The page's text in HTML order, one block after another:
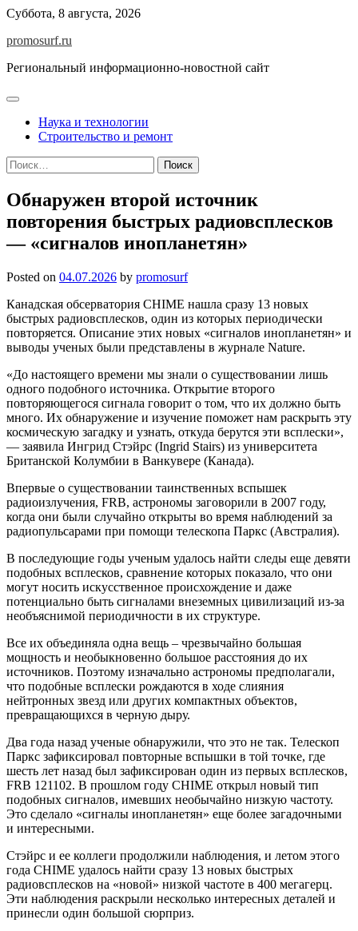
Skip
content
Суббота, 8 августа, 2026
promosurf.ru
Региональный информационно-новостной сайт
Наука и технологии
Строительство и ремонт
Найти:
Обнаружен второй источник
повторения быстрых радиовсплесков
— «сигналов инопланетян»
Posted on 04.07.2026 by promosurf
Канадская обсерватория CHIME нашла сразу 13 новых
быстрых радиовсплесков, один из которых периодически
повторяется. Описание этих новых «сигналов инопланетян» и
выводы ученых были представлены в журнале Nature.
«До настоящего времени мы знали о существовании лишь
одного подобного источника. Открытие второго
повторяющегося сигнала говорит о том, что их должно быть
много. Их обнаружение и изучение поможет нам раскрыть эту
космическую загадку и узнать, откуда берутся эти всплески»,
— заявила Ингрид Стэйрс (Ingrid Stairs) из университета
Британской Колумбии в Ванкувере (Канада).
Впервые о существовании таинственных вспышек
радиоизлучения, FRB, астрономы заговорили в 2007 году,
когда они были случайно открыты во время наблюдений за
радиопульсарами при помощи телескопа Паркс (Австралия).
В последующие годы ученым удалось найти следы еще девяти
подобных всплесков, сравнение которых показало, что они
могут носить искусственное происхождение и даже
потенциально быть сигналами внеземных цивилизаций из-за
необъяснимой периодичности в их структуре.
Все их объединяла одна вещь – чрезвычайно большая
мощность и необыкновенно большое расстояния до их
источников. Поэтому изначально астрономы предполагали,
что подобные всплески рождаются в ходе слияния
нейтронных звезд или других компактных объектов,
превращающихся в черную дыру.
Два года назад ученые обнаружили, что это не так. Телескоп
Паркс зафиксировал повторные вспышки в той точке, где
шесть лет назад был зафиксирован один из первых всплесков,
FRB 121102. В прошлом году CHIME открыл новый тип
подобных сигналов, имевших необычайно низкую частоту.
Это сделало «сигналы инопланетян» еще более загадочными
и интересными.
Стэйрс и ее коллеги продолжили наблюдения, и летом этого
года CHIME удалось найти сразу 13 новых быстрых
радиовсплесков на «новой» низкой частоте в 400 мегагерц.
Эти наблюдения раскрыли несколько интересных деталей и
принесли один большой сюрприз.